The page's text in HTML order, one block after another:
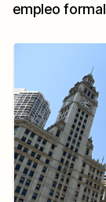
empleo formal